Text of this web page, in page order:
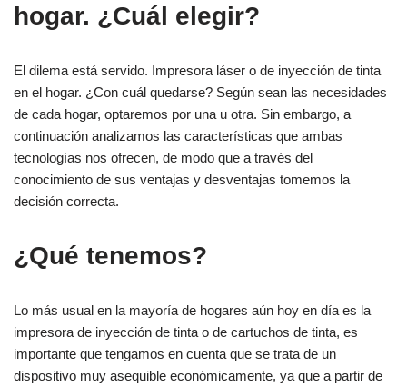
hogar. ¿Cuál elegir?
El dilema está servido. Impresora láser o de inyección de tinta
en el hogar. ¿Con cuál quedarse? Según sean las necesidades
de cada hogar, optaremos por una u otra. Sin embargo, a
continuación analizamos las características que ambas
tecnologías nos ofrecen, de modo que a través del
conocimiento de sus ventajas y desventajas tomemos la
decisión correcta.
¿Qué tenemos?
Lo más usual en la mayoría de hogares aún hoy en día es la
impresora de inyección de tinta o de cartuchos de tinta, es
importante que tengamos en cuenta que se trata de un
dispositivo muy asequible económicamente, ya que a partir de